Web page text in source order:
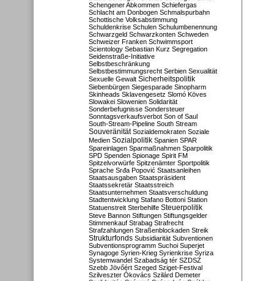
Schengener Abkommen Schiefergas
Schlacht am Donbogen Schmalspurbahn
Schottische Volksabstimmung
Schuldenkrise Schulen Schulumbenennung
Schwarzgeld Schwarzkonten Schweden
Schweizer Franken Schwimmsport
Scientology Sebastian Kurz Segregation
Seidenstraße-Initiative
Selbstbeschränkung
Selbstbestimmungsrecht Serbien Sexualität
Sexuelle Gewalt Sicherheitspolitik
Siebenbürgen Siegesparade Sinopharm
Skinheads Sklavengesetz Slomó Köves
Slowakei Slowenien Solidarität
Sonderbefugnisse Sondersteuer
Sonntagsverkaufsverbot Son of Saul
South-Stream-Pipeline South Stream
Souveränität Sozialdemokraten Soziale
Medien Sozialpolitik Spanien SPAR
Spareinlagen Sparmaßnahmen Sparpolitik
SPD Spenden Spionage Spirit FM
Spitzelvorwürfe Spitzenämter Sportpolitik
Sprache Srđa Popović Staatsanleihen
Staatsausgaben Staatspräsident
Staatssekretär Staatsstreich
Staatsunternehmen Staatsverschuldung
Stadtentwicklung Stafano Bottoni Station
Statuenstreit Sterbehilfe Steuerpolitik
Steve Bannon Stiftungen Stiftungsgelder
Stimmenkauf Strabag Strafrecht
Strafzahlungen Straßenblockaden Streik
Strukturfonds Subsidiarität Subventionen
Subventionsprogramm Suchoi Superjet
Synagoge Syrien-Krieg Syrienkrise Syriza
Systemwandel Szabadság tér SZDSZ
Szebb Jövőért Szeged Sziget-Festival
Szilveszter Ókovács Szilárd Demeter